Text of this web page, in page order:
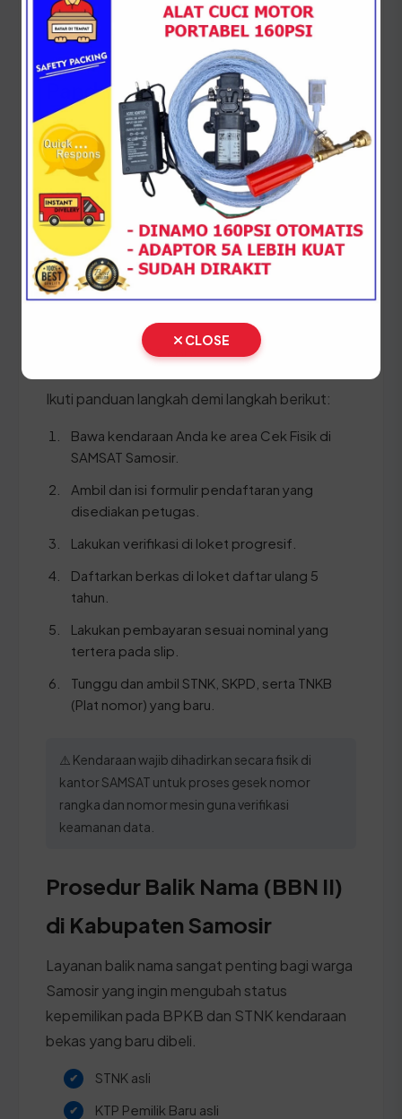
petugas SAMSAT dan pastikan data di KTP
sesuai dengan data pendukung lainnya.
Panduan Pajak 5 Tahunan
(Ganti Plat) di Sumatera Utara
Setiap lima tahun, pemilik kendaraan wajib
melakukan pergantian pelat nomor dan cek fisik
kendaraan. Siapkan dokumen tambahan ini:
STNK asli
KTP asli
BPKB asli & copy
Ikuti panduan langkah demi langkah berikut:
Bawa kendaraan Anda ke area Cek Fisik di
SAMSAT Samosir.
Ambil dan isi formulir pendaftaran yang
disediakan petugas.
Lakukan verifikasi di loket progresif.
Daftarkan berkas di loket daftar ulang 5
tahun.
Lakukan pembayaran sesuai nominal yang
tertera pada slip.
Tunggu dan ambil STNK, SKPD, serta TNKB
(Plat nomor) yang baru.
⚠️ Kendaraan wajib dihadirkan secara fisik di
kantor SAMSAT untuk proses gesek nomor
rangka dan nomor mesin guna verifikasi
keamanan data.
Prosedur Balik Nama (BBN II)
di Kabupaten Samosir
Layanan balik nama sangat penting bagi warga
Samosir yang ingin mengubah status
kepemilikan pada BPKB dan STNK kendaraan
bekas yang baru dibeli.
STNK asli
KTP Pemilik Baru asli
CLOSE